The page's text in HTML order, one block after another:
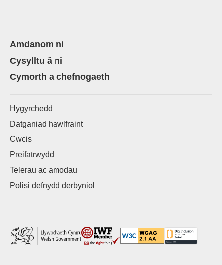
Amdanom ni
Cysylltu â ni
Cymorth a chefnogaeth
Hygyrchedd
Datganiad hawlfraint
Cwcis
Preifatrwydd
Telerau ac amodau
Polisi defnydd derbyniol